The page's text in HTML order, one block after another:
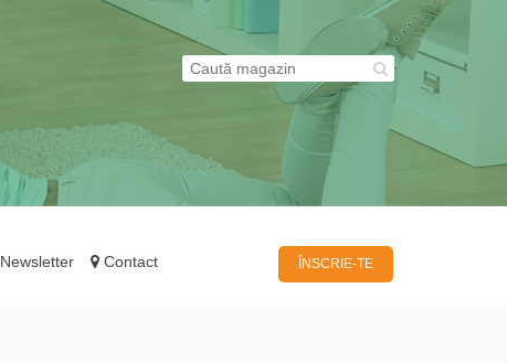
Newsletter Contact ÎNSCRIE-TE